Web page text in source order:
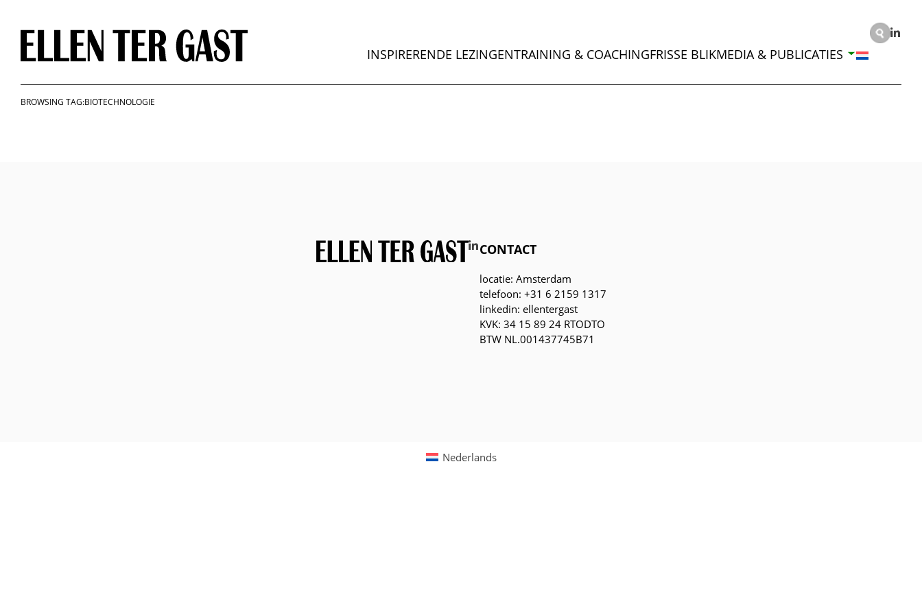
content
INSPIRERENDE LEZINGENTRAINING & COACHINGFRISSE BLIKMEDIA & PUBLICATIES
BROWSING TAG:BIOTECHNOLOGIE
CONTACT
locatie: Amsterdam
telefoon: +31 6 2159 1317
linkedin: ellentergast
KVK: 34 15 89 24 RTODTO
BTW NL.001437745B71
Nederlands